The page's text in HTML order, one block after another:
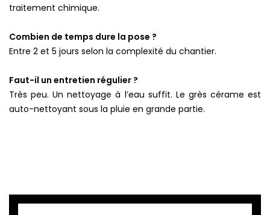
traitement chimique.
Combien de temps dure la pose ?
Entre 2 et 5 jours selon la complexité du chantier.
Faut-il un entretien régulier ?
Très peu. Un nettoyage à l’eau suffit. Le grès cérame est
auto-nettoyant sous la pluie en grande partie.